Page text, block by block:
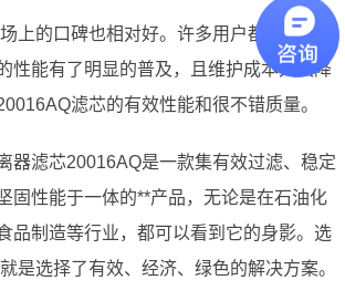
上的口碑也相对好。许多用户都表示，使
性能有了明显的普及，且维护成本大大降
滤芯的有效性能和很不错质量。
器滤芯20016AQ是一款集有效过滤、稳定
固性能于一体的**产品，无论是在石油化
品制造等行业，都可以看到它的身影。选
是选择了有效、经济、绿色的解决方案。